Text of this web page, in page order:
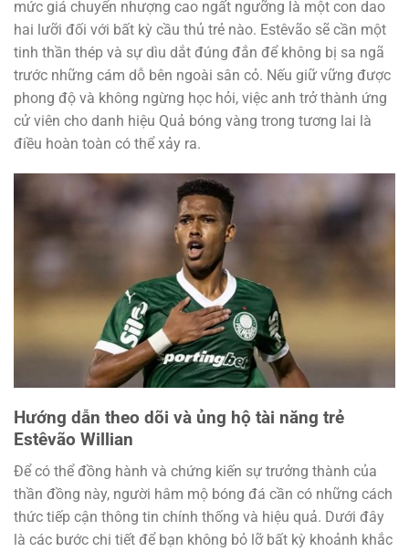
mức giá chuyển nhượng cao ngất ngưỡng là một con dao
hai lưỡi đối với bất kỳ cầu thủ trẻ nào. Estêvão sẽ cần một
tinh thần thép và sự dìu dắt đúng đắn để không bị sa ngã
trước những cám dỗ bên ngoài sân cỏ. Nếu giữ vững được
phong độ và không ngừng học hỏi, việc anh trở thành ứng
cử viên cho danh hiệu Quả bóng vàng trong tương lai là
điều hoàn toàn có thể xảy ra.
Hướng dẫn theo dõi và ủng hộ tài năng trẻ
Estêvão Willian
Để có thể đồng hành và chứng kiến sự trưởng thành của
thần đồng này, người hâm mộ bóng đá cần có những cách
thức tiếp cận thông tin chính thống và hiệu quả. Dưới đây
là các bước chi tiết để bạn không bỏ lỡ bất kỳ khoảnh khắc